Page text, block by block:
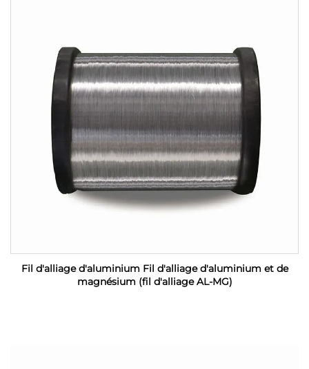
Fil d'alliage d'aluminium Fil d'alliage d'aluminium et de
magnésium (fil d'alliage AL-MG)